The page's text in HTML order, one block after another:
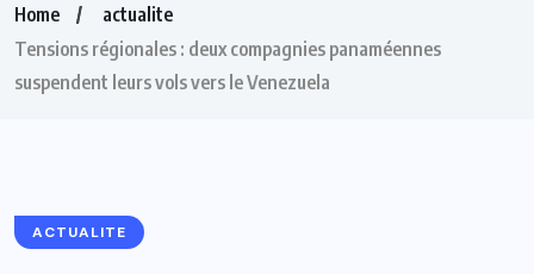
Home
actualite
Tensions régionales : deux compagnies panaméennes
suspendent leurs vols vers le Venezuela
ACTUALITE